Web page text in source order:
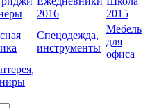
2016
2015
Спецодежда,
инструменты
Мебель
для
офиса